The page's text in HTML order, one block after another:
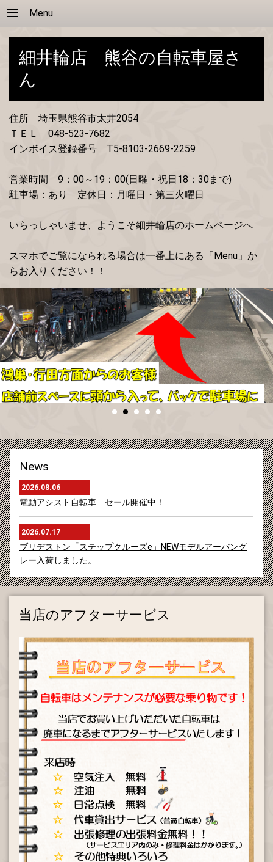
Menu
細井輪店 熊谷の自転車屋さ
ん
住所 埼玉県熊谷市太井2054
ＴＥＬ 048-523-7682
インボイス登録番号 T5-8103-2669-2259
営業時間 9：00～19：00(日曜・祝日18：30まで)
駐車場：あり 定休日：月曜日・第三火曜日
いらっしゃいませ、ようこそ細井輪店のホームページへ
スマホでご覧になられる場合は一番上にある「Menu」か
らお入りください！！
News
2026.08.06
電動アシスト自転車 セール開催中！
2026.07.17
ブリヂストン「ステップクルーズe」NEWモデルアーバング
レー入荷しました。
ブリヂストン「LB1DX」全色入荷しました。
2026.05.15
ブリヂストン「クロスファイヤーJr」ブルー＆ホワイト20イ
ンチ、入荷しました。
2026.05.15
ブリヂストン「リリーベル」サクラピンク20インチ、入荷し
ました。
2026.05.09
「tokyo bike JrStep」ブルージェイド入荷しました。
2026.04.28
SHIONO自転車の取り扱い始めました。
当店のアフターサービス